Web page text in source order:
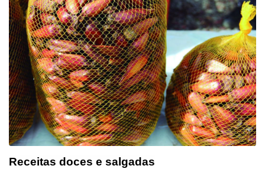
Receitas doces e salgadas